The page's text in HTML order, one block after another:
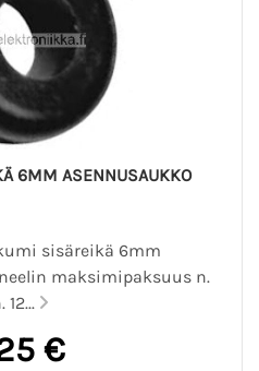
6MM ASENNUSAUKKO
sisäreikä 6mm
maksimipaksuus n.
€